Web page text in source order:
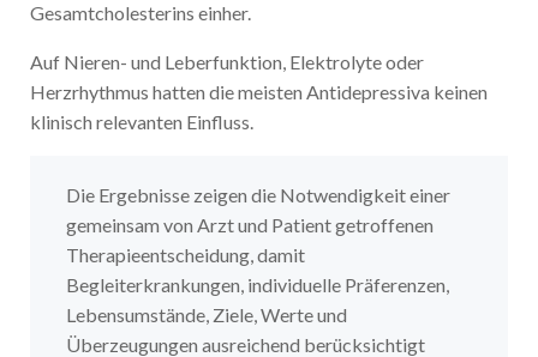
Gesamtcholesterins einher.
Auf Nieren- und Leberfunktion, Elektrolyte oder
Herzrhythmus hatten die meisten Antidepressiva keinen
klinisch relevanten Einfluss.
Die Ergebnisse zeigen die Notwendigkeit einer
gemeinsam von Arzt und Patient getroffenen
Therapieentscheidung, damit
Begleiterkrankungen, individuelle Präferenzen,
Lebensumstände, Ziele, Werte und
Überzeugungen ausreichend berücksichtigt